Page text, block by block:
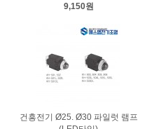
9,150원
건흥전기 Ø25. Ø30 파일럿 램프